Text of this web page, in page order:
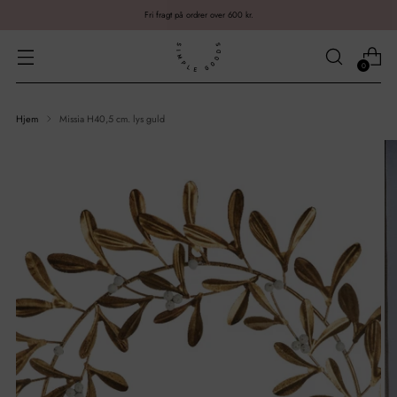
Fri fragt på ordrer over 600 kr.
0
Hjem Missia H40,5 cm. lys guld